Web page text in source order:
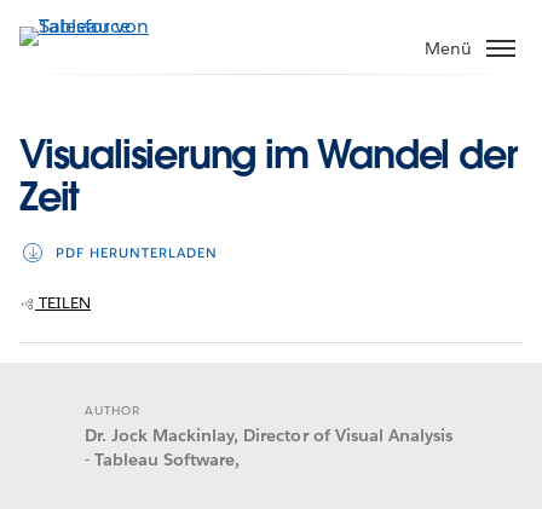
Direkt
zum
Menü
Visualisierung im Wandel der
Zeit
PDF HERUNTERLADEN
TEILEN
AUTHOR
Dr. Jock Mackinlay, Director of Visual Analysis
- Tableau Software,